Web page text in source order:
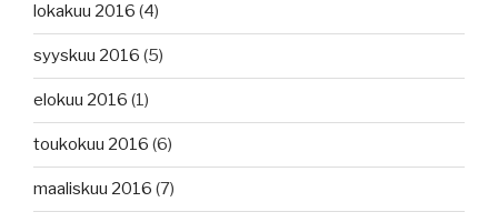
lokakuu 2016 (4)
syyskuu 2016 (5)
elokuu 2016 (1)
toukokuu 2016 (6)
maaliskuu 2016 (7)